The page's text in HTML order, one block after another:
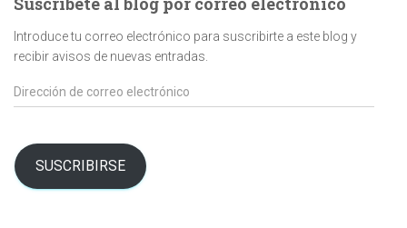
Introduce tu correo electrónico para suscribirte a este blog y
recibir avisos de nuevas entradas.
Dirección
de
electrónico
SUSCRIBIRSE